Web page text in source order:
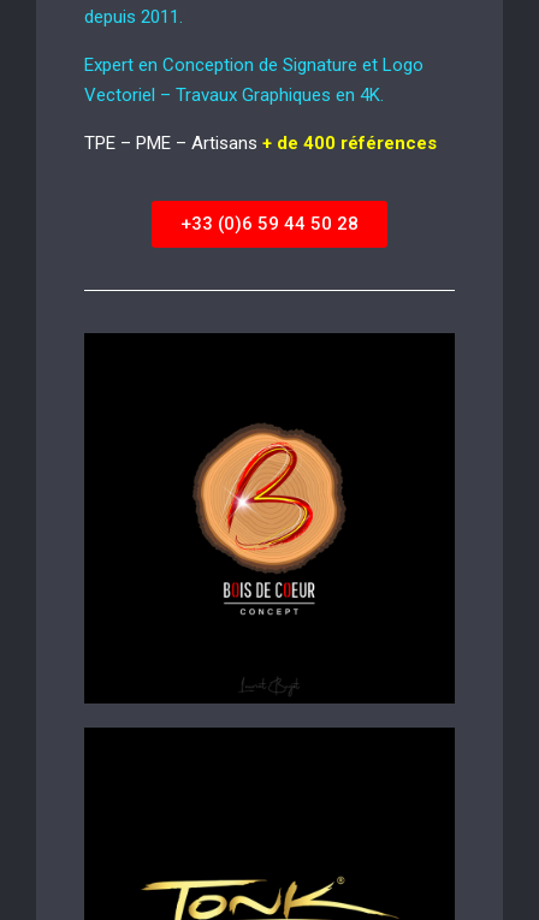
depuis 2011.
Expert en Conception de Signature et Logo
Vectoriel – Travaux Graphiques en 4K.
TPE – PME – Artisans + de 400 références
+33 (0)6 59 44 50 28